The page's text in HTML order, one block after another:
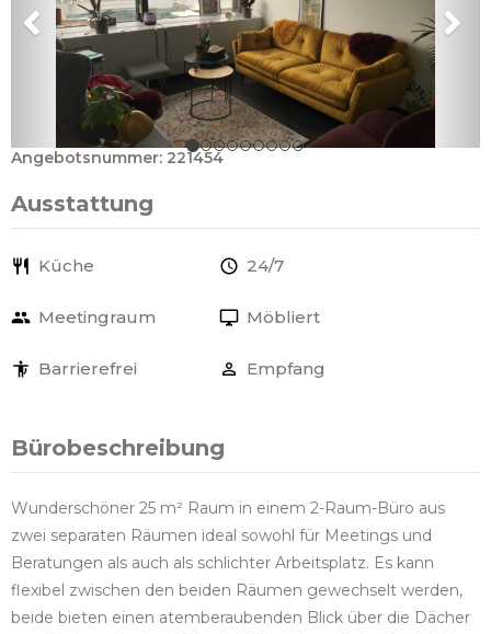
Angebotsnummer: 221454
Ausstattung
Küche 24/7
Meetingraum Möbliert
Barrierefrei Empfang
Bürobeschreibung
Wunderschöner 25 m² Raum in einem 2-Raum-Büro aus
zwei separaten Räumen ideal sowohl für Meetings und
Beratungen als auch als schlichter Arbeitsplatz. Es kann
flexibel zwischen den beiden Räumen gewechselt werden,
beide bieten einen atemberaubenden Blick über die Dächer